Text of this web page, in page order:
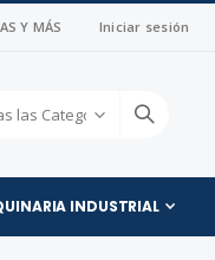
Y MÁS Iniciar sesión
INDUSTRIAL